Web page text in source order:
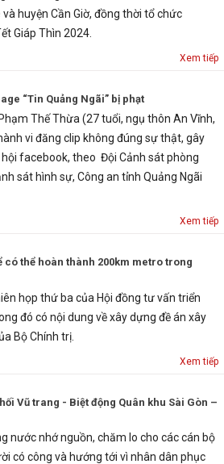
huyện Cần Giờ, đồng thời tổ chức
Giáp Thìn 2024.
Xem tiếp
“Tin Quảng Ngãi” bị phạt
Thế Thừa (27 tuổi, ngụ thôn An Vĩnh,
vi đăng clip không đúng sự thật, gây
facebook, theo Đội Cảnh sát phòng
sát hình sự, Công an tỉnh Quảng Ngãi
Xem tiếp
có thể hoàn thành 200km metro trong
họp thứ ba của Hội đồng tư vấn triển
đó có nội dung về xây dựng đề án xây
Bộ Chính trị.
Xem tiếp
Vũ trang - Biệt động Quân khu Sài Gòn –
nước nhớ nguồn, chăm lo cho các cán bộ
có công và hướng tới vì nhân dân phục